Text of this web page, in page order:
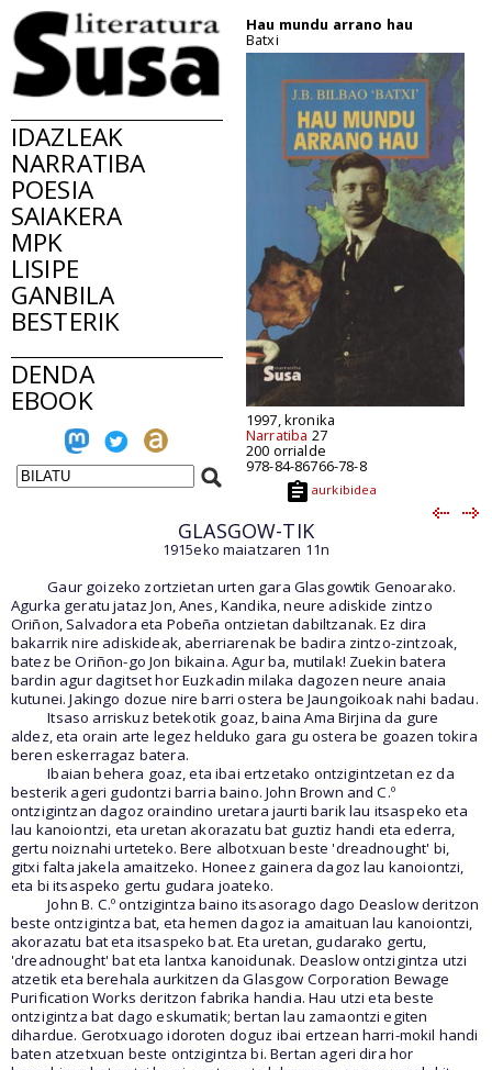
IDAZLEAK
NARRATIBA
POESIA
SAIAKERA
MPK
LISIPE
GANBILA
BESTERIK
DENDA
EBOOK
Hau mundu arrano hau
Batxi
1997, kronika
Narratiba 27
200 orrialde
978-84-86766-78-8
aurkibidea
GLASGOW-TIK
1915eko maiatzaren 11n
Gaur goizeko zortzietan urten gara Glasgowtik Genoarako.
Agurka geratu jataz Jon, Anes, Kandika, neure adiskide zintzo
Oriñon, Salvadora eta Pobeña ontzietan dabiltzanak. Ez dira
bakarrik nire adiskideak, aberriarenak be badira zintzo-zintzoak,
batez be Oriñon-go Jon bikaina. Agur ba, mutilak! Zuekin batera
bardin agur dagitset hor Euzkadin milaka dagozen neure anaia
kutunei. Jakingo dozue nire barri ostera be Jaungoikoak nahi badau.
Itsaso arriskuz betekotik goaz, baina Ama Birjina da gure
aldez, eta orain arte legez helduko gara gu ostera be goazen tokira
beren eskerragaz batera.
Ibaian behera goaz, eta ibai ertzetako ontzigintzetan ez da
besterik ageri gudontzi barria baino. John Brown and C.º
ontzigintzan dagoz oraindino uretara jaurti barik lau itsaspeko eta
lau kanoiontzi, eta uretan akorazatu bat guztiz handi eta ederra,
gertu noiznahi urteteko. Bere albotxuan beste 'dreadnought' bi,
gitxi falta jakela amaitzeko. Honeez gainera dagoz lau kanoiontzi,
eta bi itsaspeko gertu gudara joateko.
John B. C.º ontzigintza baino itsasorago dago Deaslow deritzon
beste ontzigintza bat, eta hemen dagoz ia amaituan lau kanoiontzi,
akorazatu bat eta itsaspeko bat. Eta uretan, gudarako gertu,
'dreadnought' bat eta lantxa kanoidunak. Deaslow ontzigintza utzi
atzetik eta berehala aurkitzen da Glasgow Corporation Bewage
Purification Works deritzon fabrika handia. Hau utzi eta beste
ontzigintza bat dago eskumatik; bertan lau zamaontzi egiten
dihardue. Gerotxuago idoroten doguz ibai ertzean harri-mokil handi
baten atzetxuan beste ontzigintza bi. Bertan ageri dira hor